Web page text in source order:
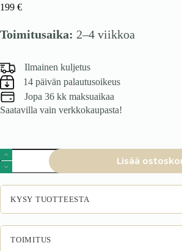
199 €
Toimitusaika: 2–4 viikkoa
Ilmainen kuljetus
14 päivän palautusoikeus
Jopa 36 kk maksuaikaa
Saatavilla vain verkkokaupasta!
VENTO
G-
80/72
yläkaappi,
väri:
valkoinen
/
kašmiiri
määrä
Lisää
KYSY TUOTTEESTA
TOIMITUS